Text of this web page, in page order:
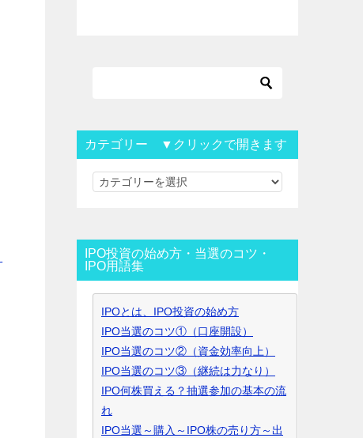
カテゴリー ▼クリックで開きます
カ
リ
ー
▼
ク
リ
ッ
ク
で
開
き
IPO投資の始め方・当選のコツ・
IPO用語集
IPOとは、IPO投資の始め方
IPO当選のコツ①（口座開設）
IPO当選のコツ②（資金効率向上）
IPO当選のコツ③（継続は力なり）
IPO何株買える？抽選参加の基本の流
れ
IPO当選～購入～IPO株の売り方～出